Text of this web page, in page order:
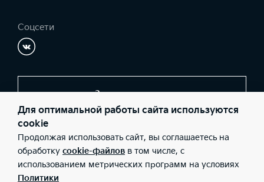
Соцсети
Заказать звонок
© 2026 Юридические лица ООО "АР ДЖИ МОТОРС"
(Фактический адрес: г. Челябинск, Свердловский тракт, 5-Р;
Телефон: +7 (351) 211-75-75; ИНН: 7448091317; ОГРН:
1077448006173), ООО «Киа Россия и СНГ» (Фактический адрес:
г.Москва, Валовая 26; Телефон: 8 800 301 08 80; ИНН:
Для оптимальной работы сайта используются
cookie
Продолжая использовать сайт, вы соглашаетесь на
обработку cookie-файлов в том числе, с
использованием метрических программ на условиях
Политики